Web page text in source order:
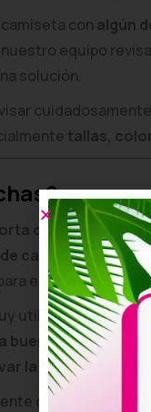
con algún
nuestro equipo
solución.
tallas,
de Custom
calidad, lo que
el uso diario o
utilizado en
buena calidad de
la camiseta
que mantiene